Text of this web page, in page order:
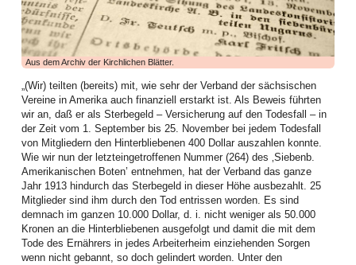
Langfristige Beziehungen, die auch glücklich sind, leben von vielen
Dingen: Vertrauen, Geduld, Humor – und manchmal auch von der
Fähigkeit, sich immer wieder neu zu orientieren. Paare, die viele Jahre
miteinander unterwegs sind, wissen: Liebe ist nicht nur Gefühl. Sie ist
auch Entscheidung, Übung und manchmal sogar Arbeit.
Paare, die ihren Glauben gemeinsam leben und in ihren Alltag integrieren,
berichten häufig von einer besonderen Stabilität und Tiefe in ihrer Beziehung.
Das bedeutet nicht, dass gläubige Paare automatisch konfliktfrei leben oder
dass Glaube ein Garant für eine perfekte Ehe wäre. Aber er kann eine
Ressource sein – eine Kraftquelle, die Beziehungen trägt, gerade wenn das
Leben kompliziert wird.
Mehr als nur Spiritualität: Glaube im gelebten Alltag
Wenn wir von Glauben sprechen, ist mehr als eine private spirituelle
Erfahrung gemeint. Christlicher Glaube hat immer auch mit gelebtem Leben
zu tun – mit Entscheidungen, mit Verantwortung und mit der Art, wie wir
einander begegnen.
Aus dem Archiv der Kirchlichen Blätter.
„(Wir) teilten (bereits) mit, wie sehr der Verband der sächsischen
Vereine in Amerika auch finanziell erstarkt ist. Als Beweis führten
wir an, daß er als Sterbegeld – Versicherung auf den Todesfall – in
der Zeit vom 1. September bis 25. November bei jedem Todesfall
von Mitgliedern den Hinterbliebenen 400 Dollar auszahlen konnte.
Wie wir nun der letzteingetroffenen Nummer (264) des ‚Siebenb.
Amerikanischen Boten’ entnehmen, hat der Verband das ganze
Jahr 1913 hindurch das Sterbegeld in dieser Höhe ausbezahlt. 25
Mitglieder sind ihm durch den Tod entrissen worden. Es sind
demnach im ganzen 10.000 Dollar, d. i. nicht weniger als 50.000
Kronen an die Hinterbliebenen ausgefolgt und damit die mit dem
Tode des Ernährers in jedes Arbeiterheim einziehenden Sorgen
wenn nicht gebannt, so doch gelindert worden. Unter den